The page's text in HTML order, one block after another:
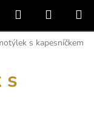
Hledat
KOŠÍK
s kapesníčkem
s